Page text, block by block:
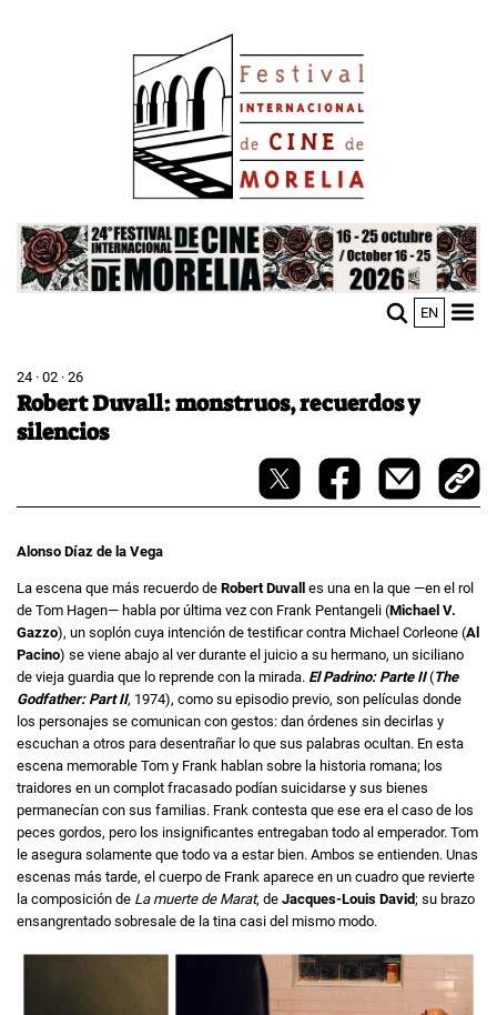
Image
EN
24 · 02 · 26
Robert Duvall: monstruos, recuerdos y
silencios
Alonso Díaz de la Vega
La escena que más recuerdo de Robert Duvall es una en la que —en el rol
de Tom Hagen— habla por última vez con Frank Pentangeli (Michael V.
Gazzo), un soplón cuya intención de testificar contra Michael Corleone (Al
Pacino) se viene abajo al ver durante el juicio a su hermano, un siciliano
de vieja guardia que lo reprende con la mirada. El Padrino: Parte II(The
Godfather: Part II, 1974), como su episodio previo, son películas donde
los personajes se comunican con gestos: dan órdenes sin decirlas y
escuchan a otros para desentrañar lo que sus palabras ocultan. En esta
escena memorable Tom y Frank hablan sobre la historia romana; los
traidores en un complot fracasado podían suicidarse y sus bienes
permanecían con sus familias. Frank contesta que ese era el caso de los
peces gordos, pero los insignificantes entregaban todo al emperador. Tom
le asegura solamente que todo va a estar bien. Ambos se entienden. Unas
escenas más tarde, el cuerpo de Frank aparece en un cuadro que revierte
la composición de La muerte de Marat, de Jacques-Louis David; su brazo
ensangrentado sobresale de la tina casi del mismo modo.